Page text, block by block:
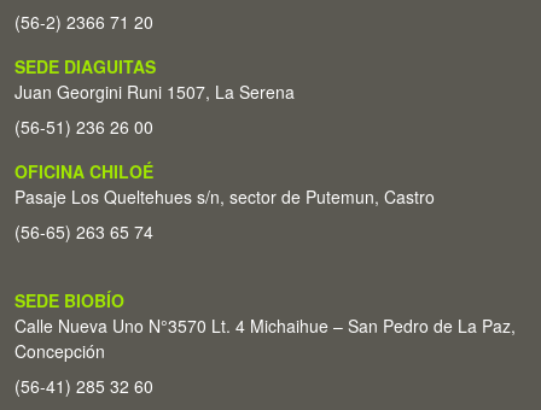
(56-2) 2366 71 20
SEDE DIAGUITAS
Juan Georgini Runi 1507, La Serena
(56-51) 236 26 00
OFICINA CHILOÉ
Pasaje Los Queltehues s/n, sector de Putemun, Castro
(56-65) 263 65 74
SEDE BIOBÍO
Calle Nueva Uno N°3570 Lt. 4 Michaihue – San Pedro de La Paz,
Concepción
(56-41) 285 32 60